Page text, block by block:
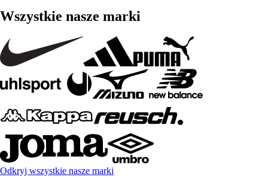
Wszystkie nasze marki
Odkryj wszystkie nasze marki